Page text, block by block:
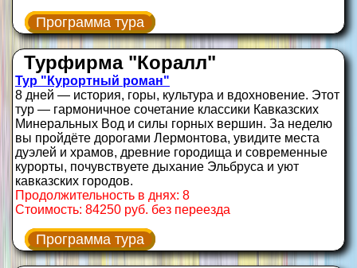
Программа тура
Турфирма "Коралл"
Тур "Курортный роман"
8 дней — история, горы, культура и вдохновение. Этот
тур — гармоничное сочетание классики Кавказских
Минеральных Вод и силы горных вершин. За неделю
вы пройдёте дорогами Лермонтова, увидите места
дуэлей и храмов, древние городища и современные
курорты, почувствуете дыхание Эльбруса и уют
кавказских городов.
Продолжительность в днях: 8
Стоимость: 84250 руб. без переезда
Программа тура